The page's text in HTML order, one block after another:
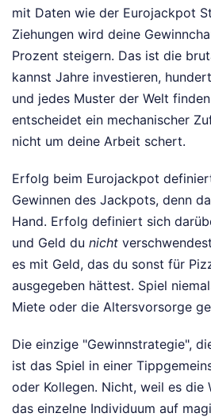
mit Daten wie der Eurojackpot
Ziehungen wird deine
Prozent steigern. Das ist die
kannst Jahre investieren,
und jedes Muster der Welt
entscheidet ein mechanischer
nicht um deine Arbeit schert.
Erfolg beim Eurojackpot
Gewinnen des Jackpots, denn
Hand. Erfolg definiert sich
und Geld du nicht
es mit Geld, das du sonst für
ausgegeben hättest. Spiel
Miete oder die Altersvorsorge
Die einzige "Gewinnstrategie",
ist das Spiel in einer
oder Kollegen. Nicht, weil es die
das einzelne Individuum auf